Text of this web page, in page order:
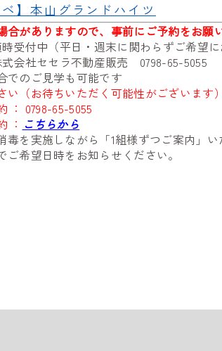
ベ】本山グランドハイツ
合がありますので、事前にご予約をお
受付中（平日・週末に関わらずご希望に
会社セセラ不動産販売 0798-65-5055
のご見学も可能です
（お待ちいただく可能性がございます）
： 0798-65-5055
： こちらから
を実施しながら「1組様ずつご案内」い
希望日時をお知らせください。